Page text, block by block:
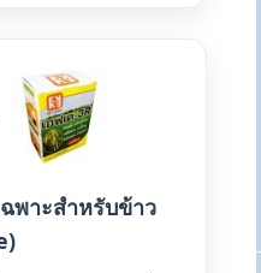
ฉพาะสำหรับข้าว